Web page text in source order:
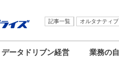
記事一覧 オルタナティ
データドリブン経営 業務の